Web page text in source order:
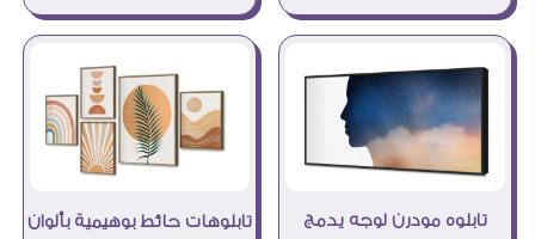
تابلوه مودرن لوجه يدمج
تابلوهات حائط بوهيمية بألوان